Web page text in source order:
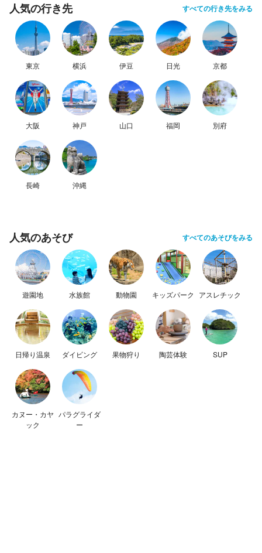
人気の行き先 すべての行き先をみる
東京 横浜 伊豆 日光 京都
大阪 神戸 山口 福岡 別府
長崎 沖縄
人気のあそび すべてのあそびをみる
遊園地 水族館 動物園 キッズパーク アスレチック
日帰り温泉 ダイビング 果物狩り 陶芸体験 SUP
カヌー・カヤ
ック
パラグライダ
ー